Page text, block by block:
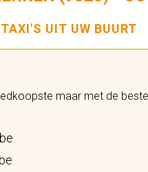
UIT UW BUURT
maar met de